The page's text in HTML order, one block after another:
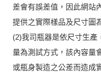
差會有誤差值，因此網站
提供之實際樣品及尺寸圖
(2)我司瓶器是依尺寸生產
量為測試方式，該內容量
或瓶身製造之公差而造成